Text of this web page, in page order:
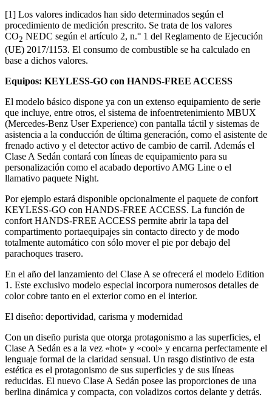
[1] Los valores indicados han sido determinados según el
procedimiento de medición prescrito. Se trata de los valores
CO2 NEDC según el artículo 2, n.° 1 del Reglamento de Ejecución
(UE) 2017/1153. El consumo de combustible se ha calculado en
base a dichos valores.
Equipos: KEYLESS-GO con HANDS-FREE ACCESS
El modelo básico dispone ya con un extenso equipamiento de serie
que incluye, entre otros, el sistema de infoentretenimiento MBUX
(Mercedes-Benz User Experience) con pantalla táctil y sistemas de
asistencia a la conducción de última generación, como el asistente de
frenado activo y el detector activo de cambio de carril. Además el
Clase A Sedán contará con líneas de equipamiento para su
personalización como el acabado deportivo AMG Line o el
llamativo paquete Night.
Por ejemplo estará disponible opcionalmente el paquete de confort
KEYLESS-GO con HANDS-FREE ACCESS. La función de
confort HANDS-FREE ACCESS permite abrir la tapa del
compartimento portaequipajes sin contacto directo y de modo
totalmente automático con sólo mover el pie por debajo del
parachoques trasero.
En el año del lanzamiento del Clase A se ofrecerá el modelo Edition
1. Este exclusivo modelo especial incorpora numerosos detalles de
color cobre tanto en el exterior como en el interior.
El diseño: deportividad, carisma y modernidad
Con un diseño purista que otorga protagonismo a las superficies, el
Clase A Sedán es a la vez «hot» y «cool» y encarna perfectamente el
lenguaje formal de la claridad sensual. Un rasgo distintivo de esta
estética es el protagonismo de sus superficies y de sus líneas
reducidas. El nuevo Clase A Sedán posee las proporciones de una
berlina dinámica y compacta, con voladizos cortos delante y detrás.